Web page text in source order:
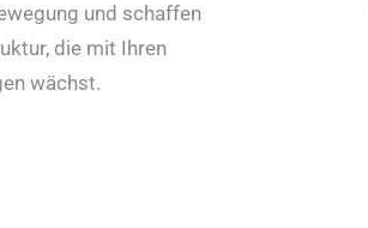
und schaffen
die mit Ihren
wächst.